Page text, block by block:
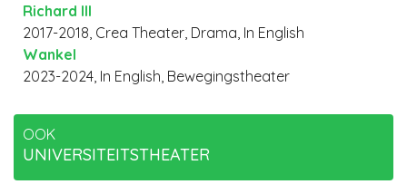
Richard III
2017-2018, Crea Theater, Drama, In English
Wankel
2023-2024, In English, Bewegingstheater
OOK
UNIVERSITEITSTHEATER